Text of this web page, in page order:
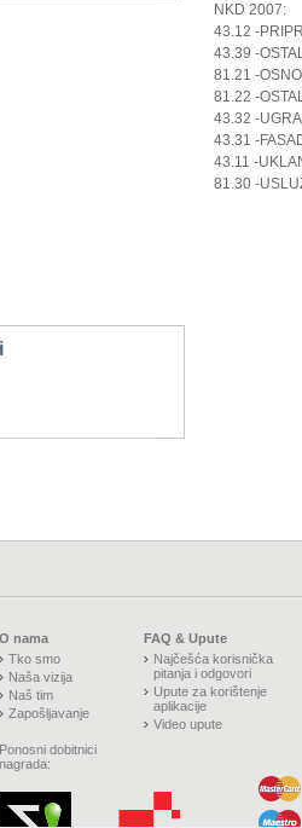
NKD 2007:
43.12 -
43.39 -
81.21 -
81.22 -
43.32 -
43.31 -
43.11 -
81.30 -
O nama
Tko smo
Naša vizija
Naš tim
Zapošljavanje
Ponosni dobitnici
nagrada:
FAQ & Upute
Najčešća korisnička
pitanja i odgovori
Upute za korištenje
aplikacije
Video upute